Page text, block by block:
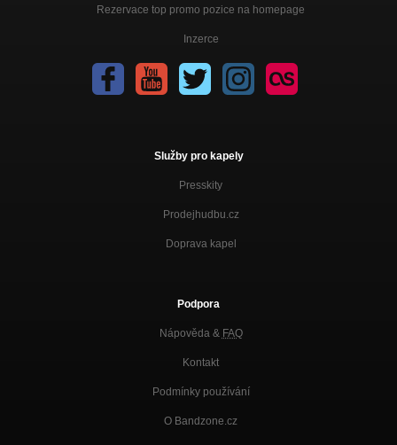
Rezervace top promo pozice na homepage
Inzerce
Služby pro kapely
Presskity
Prodejhudbu.cz
Doprava kapel
Podpora
Nápověda & FAQ
Kontakt
Podmínky používání
O Bandzone.cz